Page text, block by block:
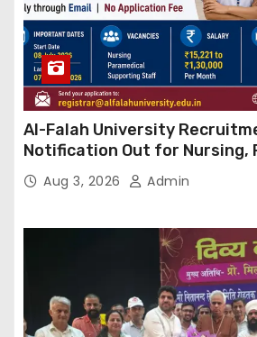
Al-Falah University
Notification Out for Nursing,
Supporting Staff Posts,
Aug 3, 2026 Admin